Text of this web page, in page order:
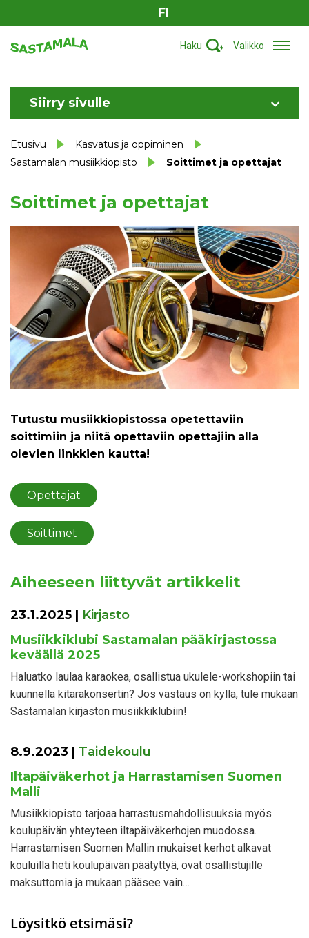
FI
Haku Valikko
Etusivu
Kasvatus ja oppiminen
Sastamalan musiikkiopisto
Soittimet ja opettajat
Siirry sivulle
Soittimet ja opettajat
Tutustu musiikkiopistossa opetettaviin
soittimiin ja niitä opettaviin opettajiin alla
olevien linkkien kautta!
Opettajat
Soittimet
Aiheeseen liittyvät artikkelit
23.1.2025 | Kirjasto
Musiikkiklubi Sastamalan pääkirjastossa
keväällä 2025
Haluatko laulaa karaokea, osallistua ukulele-workshopiin tai
kuunnella kitarakonsertin? Jos vastaus on kyllä, tule mukaan
Sastamalan kirjaston musiikkiklubiin!
8.9.2023 | Taidekoulu
Iltapäiväkerhot ja Harrastamisen Suomen
Malli
Musiikkiopisto tarjoaa harrastusmahdollisuuksia myös
koulupäivän yhteyteen iltapäiväkerhojen muodossa.
Harrastamisen Suomen Mallin mukaiset kerhot alkavat
kouluilla heti koulupäivän päätyttyä, ovat osallistujille
maksuttomia ja mukaan pääsee vain…
Löysitkö etsimäsi?